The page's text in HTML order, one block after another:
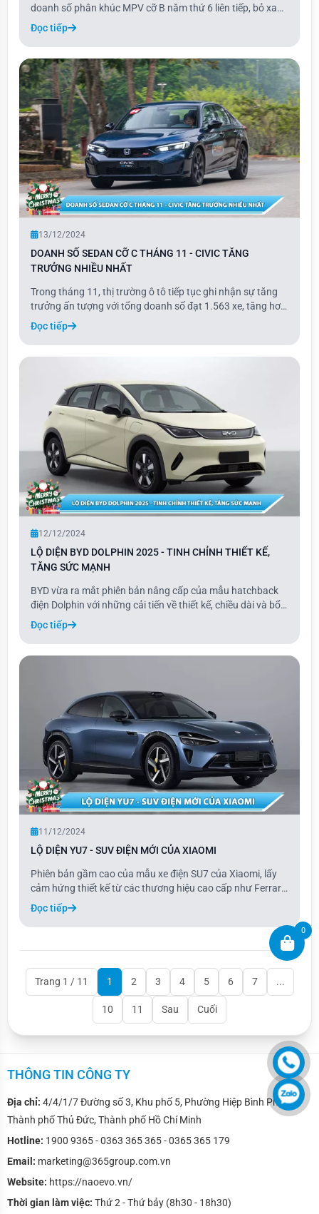
doanh số phân khúc MPV cỡ B năm thứ 6 liên tiếp, bỏ xa
đối thủ Toyota Veloz khoảng 10.000 xe. Nếu tính cả mẫu
Avanza, tổng doanh số của hai mẫu xe nhà Toyota đạt
9.341 xe, thấp hơn Xpander khoảng 8.100 xe.
Đọc tiếp
13/12/2024
DOANH SỐ SEDAN CỠ C THÁNG 11 - CIVIC TĂNG
TRƯỞNG NHIỀU NHẤT
Trong tháng 11, thị trường ô tô tiếp tục ghi nhận sự tăng
trưởng ấn tượng với tổng doanh số đạt 1.563 xe, tăng hơn
13% so với tháng trước. Đây là mức doanh số cao nhất
trong năm 2024 tính đến thời điểm hiện tại.
Đọc tiếp
12/12/2024
LỘ DIỆN BYD DOLPHIN 2025 - TINH CHỈNH THIẾT KẾ,
TĂNG SỨC MẠNH
BYD vừa ra mắt phiên bản nâng cấp của mẫu hatchback
điện Dolphin với những cải tiến về thiết kế, chiều dài và bổ
sung thêm tùy chọn động cơ điện. Mẫu xe thuần điện này
đã được Bộ Công nghiệp và Công nghệ Thông tin Trung
Quốc (MIIT) công bố, với những thay
Đọc tiếp
11/12/2024
LỘ DIỆN YU7 - SUV ĐIỆN MỚI CỦA XIAOMI
Phiên bản gầm cao của mẫu xe điện SU7 của Xiaomi, lấy
cảm hứng thiết kế từ các thương hiệu cao cấp như Ferrari
và McLaren, sẽ cạnh tranh trực tiếp với Tesla Model Y.
Đọc tiếp
Trang 1 / 11 1 2 3 4 5 6 7 ...
10 11 Sau Cuối
THÔNG TIN CÔNG TY
Địa chỉ: 4/4/1/7 Đường số 3, Khu phố 5, Phường Hiệp Bình Phước,
Thành phố Thủ Đức, Thành phố Hồ Chí Minh
Hotline: 1900 9365 - 0363 365 365 - 0365 365 179
Email: marketing@365group.com.vn
Website: https://naoevo.vn/
Thời gian làm việc: Thứ 2 - Thứ bảy (8h30 - 18h30)
0